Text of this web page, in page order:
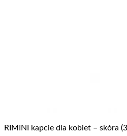
RIMINI kapcie dla kobiet – skóra